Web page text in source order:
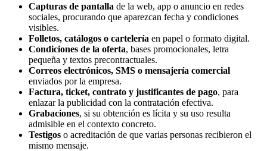
Capturas de pantalla de la web, app o anuncio en redes
sociales, procurando que aparezcan fecha y condiciones
visibles.
Folletos, catálogos o cartelería en papel o formato digital.
Condiciones de la oferta, bases promocionales, letra
pequeña y textos precontractuales.
Correos electrónicos, SMS o mensajería comercial
enviados por la empresa.
Factura, ticket, contrato y justificantes de pago, para
enlazar la publicidad con la contratación efectiva.
Grabaciones, si su obtención es lícita y su uso resulta
admisible en el contexto concreto.
Testigos o acreditación de que varias personas recibieron el
mismo mensaje.